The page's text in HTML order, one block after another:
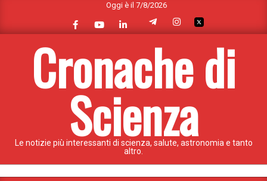
content
Oggi è il 7/8/2026
Cronache di
Scienza
Le notizie più interessanti di scienza, salute, astronomia e tanto
altro.